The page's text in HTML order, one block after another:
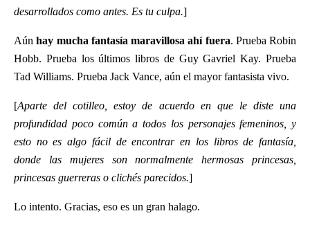
desarrollados como antes. Es tu culpa.]
Aúnhay mucha fantasía maravillosa ahí fuera. Prueba Robin
Hobb. Prueba los últimos libros de Guy Gavriel Kay. Prueba
Tad Williams. Prueba Jack Vance, aún el mayor fantasista vivo.
[Aparte del cotilleo, estoy de acuerdo en que le diste una
profundidad poco común a todos los personajes femeninos, y
esto no es algo fácil de encontrar en los libros de fantasía,
donde las mujeres son normalmente hermosas princesas,
princesas guerreras o clichés parecidos.]
Lo intento. Gracias, eso es un gran halago.